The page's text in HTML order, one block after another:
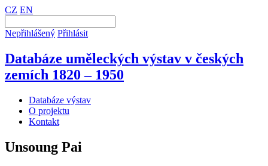
CZ EN
Nepřihlášený Přihlásit
Databáze uměleckých výstav v českých
zemích 1820 – 1950
Databáze výstav
O projektu
Kontakt
Unsoung Pai